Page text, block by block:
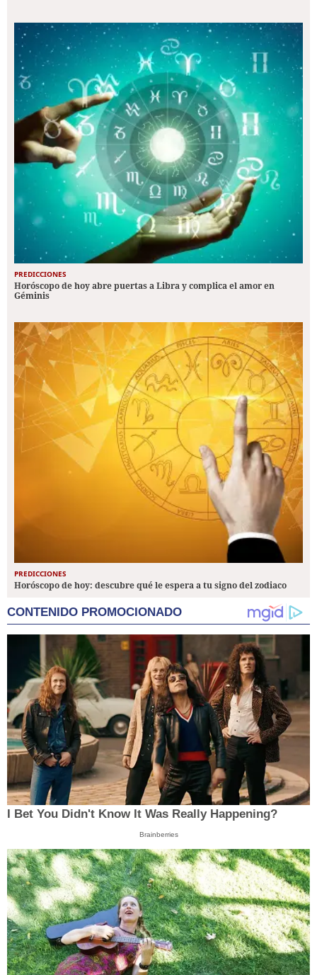
PREDICCIONES
Horóscopo de hoy abre puertas a Libra y complica el amor en
Géminis
PREDICCIONES
Horóscopo de hoy: descubre qué le espera a tu signo del zodiaco
CONTENIDO PROMOCIONADO
I Bet You Didn't Know It Was Really Happening?
Brainberries